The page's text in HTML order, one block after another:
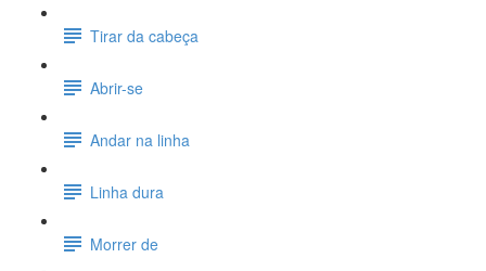
Tirar da cabeça
Abrir-se
Andar na linha
Linha dura
Morrer de